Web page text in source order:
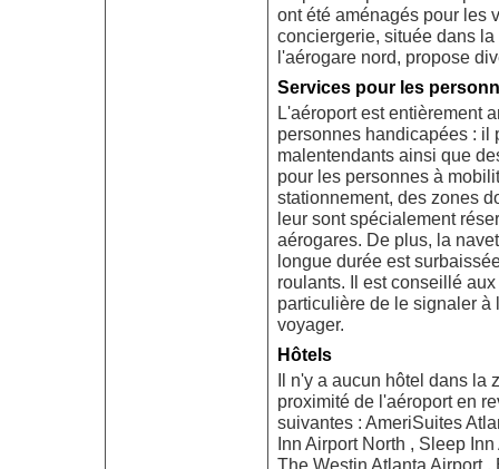
ont été aménagés pour les
conciergerie, située dans
l'aérogare nord, propose
Services pour les
L'aéroport est entièrement
personnes handicapées : il
malentendants ainsi que
pour les personnes à
stationnement, des zones
leur sont spécialement
aérogares. De plus, la
longue durée est
roulants. Il est conseillé
particulière de le signaler
voyager.
Hôtels
Il n'y a aucun hôtel dans la
proximité de l'aéroport en
suivantes : AmeriSuites
Inn Airport North , Sleep
The Westin Atlanta Airport